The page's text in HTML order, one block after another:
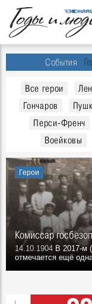
События
Все герои
Гончаров
Перси-Френч
Воейковы
Герои
Комиссар
14.10.1904 В 2017-м
отмечается ещё